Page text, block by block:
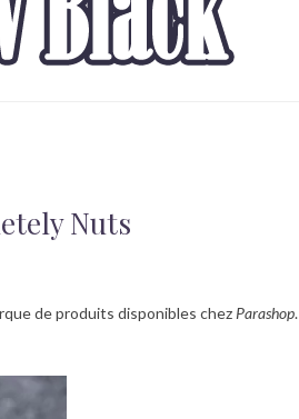
Nuts
de produits disponibles chez Parashop.